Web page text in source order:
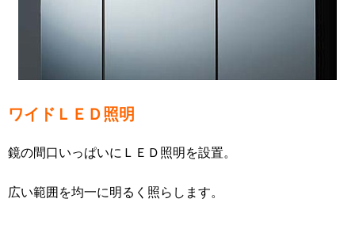
ワイドＬＥＤ照明
鏡の間口いっぱいにＬＥＤ照明を設置。
広い範囲を均一に明るく照らします。